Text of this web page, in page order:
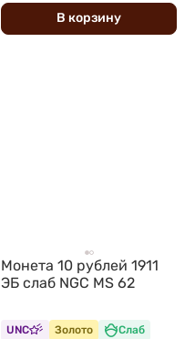
В корзину
Монета 10 рублей 1911
ЭБ слаб NGC MS 62
UNC Золото Слаб